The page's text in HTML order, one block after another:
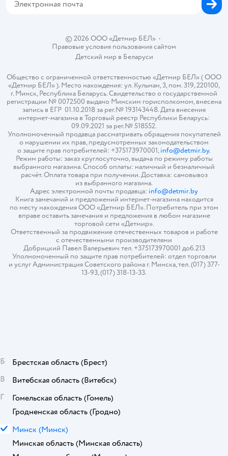
© 2026 ООО «Детмир БЕЛ»•
Правовые условия пользования сайтом
Детский мир в Беларуси
Общество с ограниченной ответственностью «Детмир БЕЛ» ( ООО
«Детмир БЕЛ» ). Место нахождения: ул. Кульман, 3, пом. 319, 220100,
г. Минск, Республика Беларусь. Свидетельство о государственной
регистрации № 0072500 выдано Минским горисполкомом, внесена
запись в ЕГР 01.10.2018 за рег.№ 193143448. Дата внесения
интернет-магазина в Торговый реестр Республики Беларусь:
09.09.2021 за рег.№ 518552.
Уполномоченный продавца рассматривать обращения покупателей
о нарушении их прав, предусмотренных законодательством
о защите прав потребителей: +375173970001,info@detmir.by.
Режим работы: заказ круглосуточно, выдача по режиму работы
выбранного магазина. Способ оплаты: наличный и безналичный
расчёт. Оплата товара при получении. Доставка: самовывоз
из выбранного магазина.
Адрес электронной почты продавца: info@detmir.by
Книга замечаний и предложений интернет-магазина находится
по месту нахождения ООО «Детмир БЕЛ». Потребитель при этом
вправе оставить замечания и предложения в любом магазине
торговой сети «Детмир».
Ответственный за продвижение отечественных товаров и работе
с отечественными производителями
Добрицкий Павел Валерьевич тел. +375173970001 доб.213
Уполномоченный по защите прав потребителей: отдел торговли
и услуг Администрация Советского района г. Минска, тел. (017) 377-
13-93, (017) 318-13-33.
Б Брестская область (Брест)
В
Витебская область (Витебск)
Г
Гомельская область (Гомель)
Гродненская область (Гродно)
М Минск (Минск)
Минская область (Минская область)